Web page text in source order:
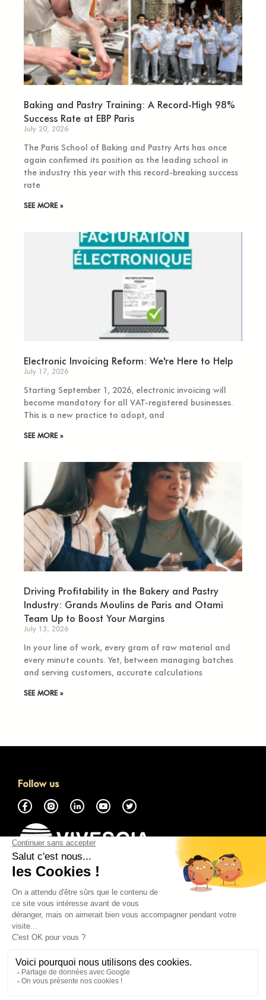
Baking and Pastry Training: A Record-High 98%
Success Rate at EBP Paris
July 20, 2026
The Paris School of Baking and Pastry Arts has once
again confirmed its position as the leading school in
the industry this year with this record-breaking success
rate
SEE MORE »
Electronic Invoicing Reform: We're Here to Help
July 17, 2026
Starting September 1, 2026, electronic invoicing will
become mandatory for all VAT-registered businesses.
This is a new practice to adopt, and
SEE MORE »
Driving Profitability in the Bakery and Pastry
Industry: Grands Moulins de Paris and Otami
Team Up to Boost Your Margins
July 13, 2026
In your line of work, every gram of raw material and
every minute counts. Yet, between managing batches
and serving customers, accurate calculations
SEE MORE »
Follow us
About
Access the GMP Marketplace
Contact Us
Legal Notice